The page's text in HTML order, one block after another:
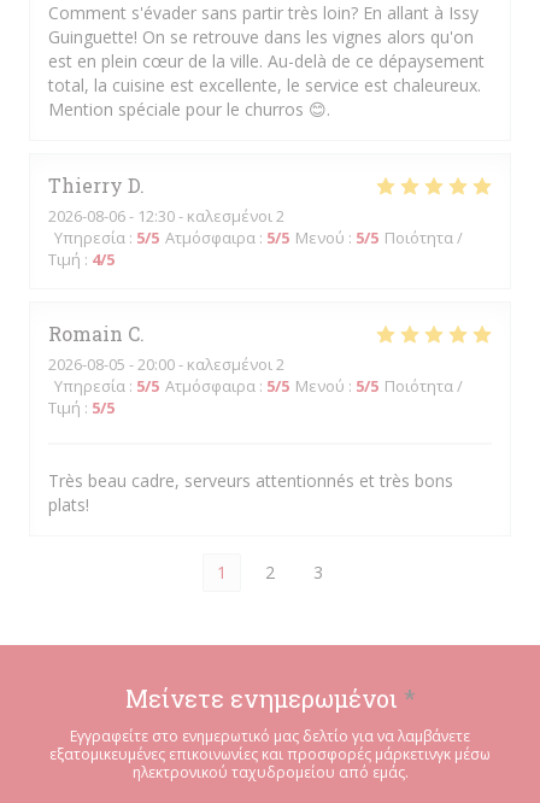
Comment s'évader sans partir très loin? En allant à Issy
Guinguette! On se retrouve dans les vignes alors qu'on
est en plein cœur de la ville. Au-delà de ce dépaysement
total, la cuisine est excellente, le service est chaleureux.
Mention spéciale pour le churros 😊.
Thierry D
2026-08-06- 12:30 - καλεσμένοι 2
Υπηρεσία : 5/5 Ατμόσφαιρα : 5/5 Μενού : 5/5 Ποιότητα /
Τιμή : 4/5
Romain C
2026-08-05 - 20:00 - καλεσμένοι 2
Υπηρεσία : 5/5 Ατμόσφαιρα : 5/5 Μενού : 5/5 Ποιότητα /
Τιμή : 5/5
Très beau cadre, serveurs attentionnés et très bons
plats!
1 2 3
Μείνετε ενημερωμένοι *
Εγγραφείτε στο ενημερωτικό μας δελτίο για να λαμβάνετε
εξατομικευμένες επικοινωνίες και προσφορές μάρκετινγκ μέσω
ηλεκτρονικού ταχυδρομείου από εμάς.